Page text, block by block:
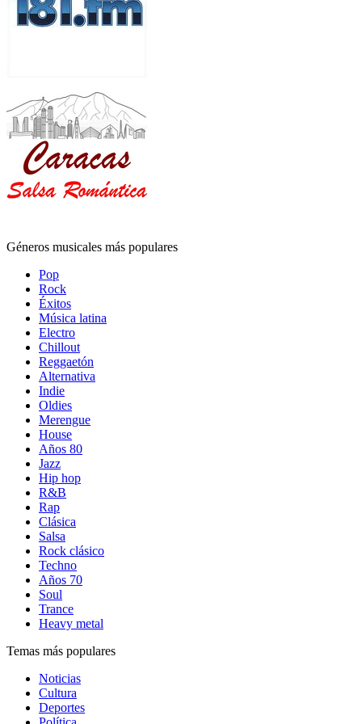
Géneros musicales más populares
Pop
Rock
Éxitos
Música latina
Electro
Chillout
Reggaetón
Alternativa
Indie
Oldies
Merengue
House
Años 80
Jazz
Hip hop
R&B
Rap
Clásica
Salsa
Rock clásico
Techno
Años 70
Soul
Trance
Heavy metal
Temas más populares
Noticias
Cultura
Deportes